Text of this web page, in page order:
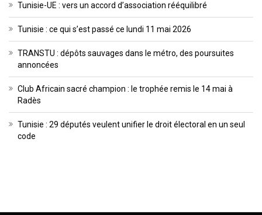
Tunisie-UE : vers un accord d’association rééquilibré
Tunisie : ce qui s’est passé ce lundi 11 mai 2026
TRANSTU : dépôts sauvages dans le métro, des poursuites
annoncées
Club Africain sacré champion : le trophée remis le 14 mai à
Radès
Tunisie : 29 députés veulent unifier le droit électoral en un seul
code